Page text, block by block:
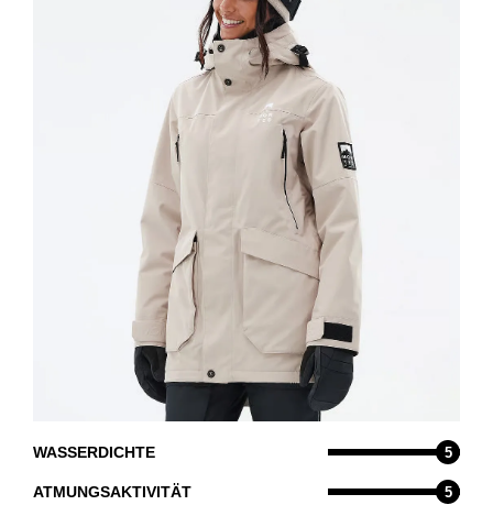
WASSERDICHTE 5
ATMUNGSAKTIVITÄT 5